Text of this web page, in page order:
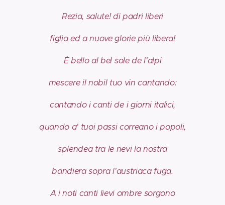
Rezia, salute! di padri liberi
figlia ed a nuove glorie più libera!
È bello al bel sole de l'alpi
mescere il nobil tuo vin cantando:
cantando i canti de i giorni italici,
quando a' tuoi passi correano i popoli,
splendea tra le nevi la nostra
bandiera sopra l'austriaca fuga.
A i noti canti lievi ombre sorgono